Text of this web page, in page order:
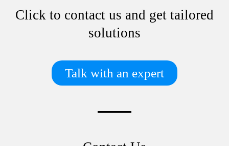
Click to contact us and get tailored
solutions
Talk with an expert